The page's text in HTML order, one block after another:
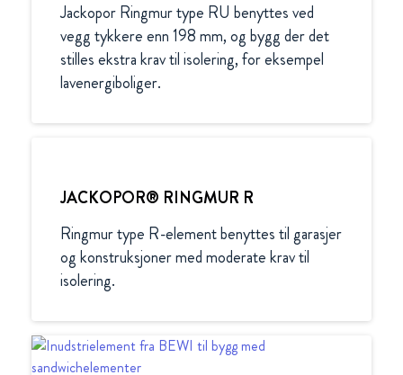
Jackopor Ringmur type RU benyttes ved
vegg tykkere enn 198 mm, og bygg der det
stilles ekstra krav til isolering, for eksempel
lavenergiboliger.
JACKOPOR® RINGMUR R
Ringmur type R-element benyttes til garasjer
og konstruksjoner med moderate krav til
isolering.